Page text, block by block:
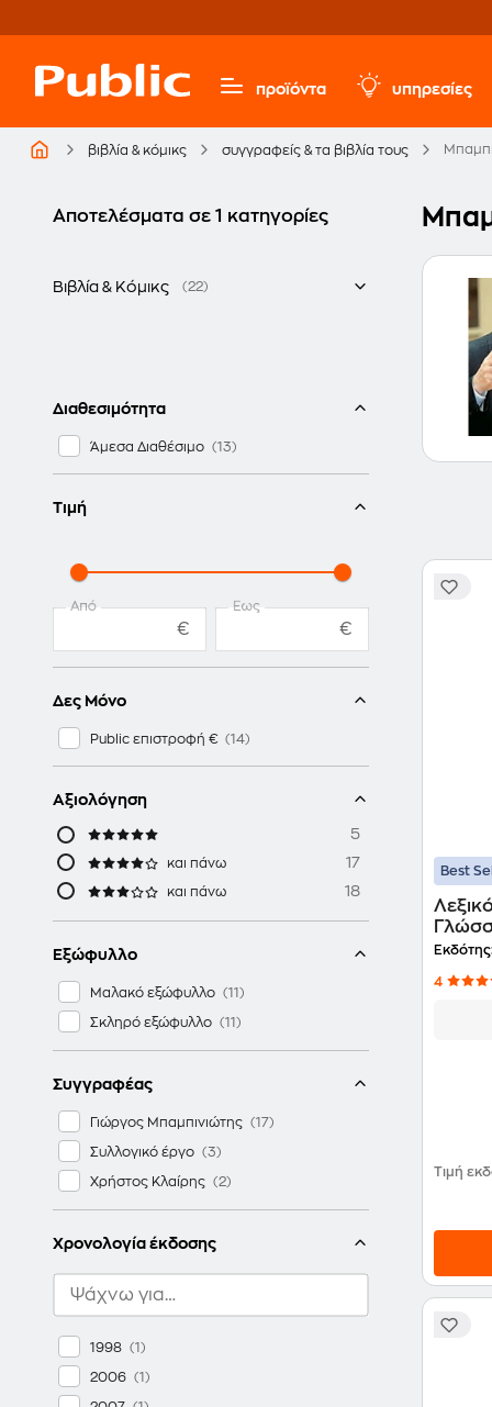
προϊόντα υπηρεσίες
βιβλία & κόμικς συγγραφείς & τα βιβλία τους
Αποτελέσματα σε 1 κατηγορίες
Βιβλία & Κόμικς (22)
Διαθεσιμότητα
Άμεσα Διαθέσιμο
Τιμή
Από
€
Έως
€
Δες Μόνο
Public επιστροφή €
Αξιολόγηση
5
και πάνω 17
και πάνω 18
Εξώφυλλο
Μαλακό εξώφυλλο
Σκληρό εξώφυλλο
Συγγραφέας
Γιώργος Μπαμπινιώτης
Συλλογικό έργο
Χρήστος Κλαίρης
Χρονολογία έκδοσης
1998
2006
Best
4
Τιμή